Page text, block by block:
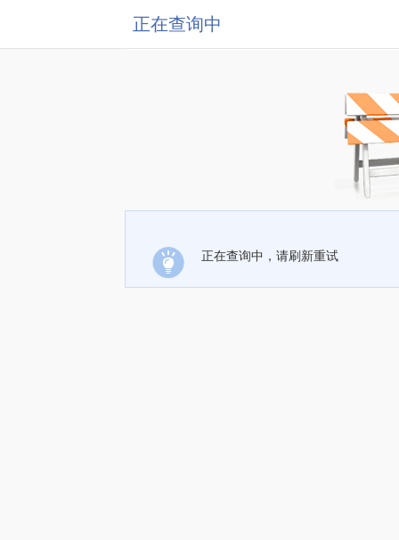
正在查询中
正在查询中，请刷新重试